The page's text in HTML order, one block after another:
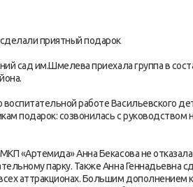
приятный подарок
сад им.Шмелева приехала группа в
работе Васильевского
подарок: созвонилась с руководством
«Артемида» Анна Бекасова не
парку. Также Анна Геннадьевна
аттракционах. Большим дополнением